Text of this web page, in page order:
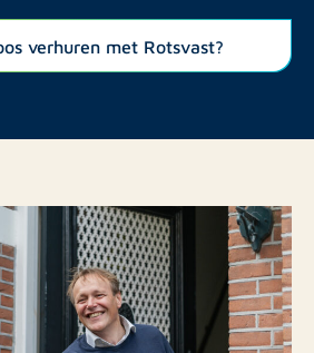
verhuren met Rotsvast?